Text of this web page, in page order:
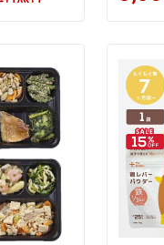
まるまる
カルシウ
5ヶ月 6
まとめ